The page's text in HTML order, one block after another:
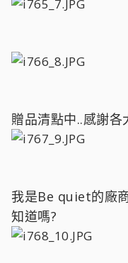
贈品清點中..感謝各
我是Be quiet的廠
知道嗎?